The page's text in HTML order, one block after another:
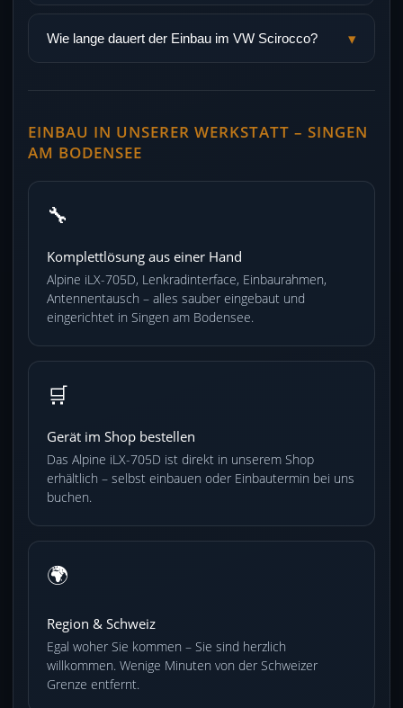
Wie lange dauert der Einbau im VW Scirocco? ▾
EINBAU IN UNSERER WERKSTATT – SINGEN
AM BODENSEE
🔧
Komplettlösung aus einer Hand
Alpine iLX-705D, Lenkradinterface, Einbaurahmen,
Antennentausch – alles sauber eingebaut und
eingerichtet in Singen am Bodensee.
🛒
Gerät im Shop bestellen
Das Alpine iLX-705D ist direkt in unserem Shop
erhältlich – selbst einbauen oder Einbautermin bei uns
buchen.
🌍
Region & Schweiz
Egal woher Sie kommen – Sie sind herzlich
willkommen. Wenige Minuten von der Schweizer
Grenze entfernt.